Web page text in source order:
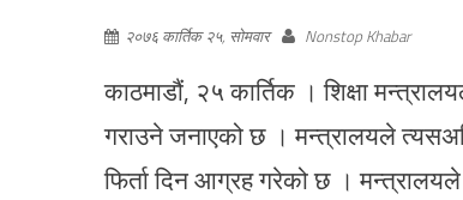
२०७६ कार्तिक २५, सोमवार Nonstop Khabar
काठमाडौं, २५ कार्तिक । शिक्षा
गराउने जनाएको छ । मन्त्रालयले
फिर्ता दिन आग्रह गरेको छ ।